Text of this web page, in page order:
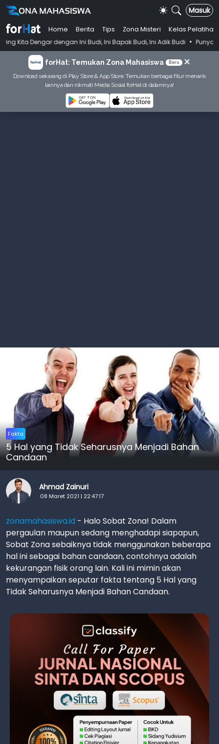
Masuk
Home Berita Tips Zona Misteri
Kelas Pelatihan
Ini Budi, Ini Bapak Budi, Ini Adik Budi • Punya Tujuan
forHat: Temukan Zona Mahasiswa Baru ×
Download sekarang di Play Store & App Store. Temukan berbagai fitur menarik
lainnya dan nikmati Media Sosial forHat di dalamnya!
Fakta
5 Hal yang Tidak Seharusnya Menjadi Bahan
Candaan
Ahmad Zainuri
08 Maret 2021 | 22:47:17
zonamahasiswa.id - Halo Sobat Zona! Dalam
pergaulan maupun sedang menghadapi siapapun,
Sobat Zona sebaiknya tidak menggunakan beberapa
hal ini sebagai bahan candaan, contohnya adalah
kekurangan fisik orang lain. Kali ini mimin akan
menyampaikan seputar fakta tentang 5 Hal yang
Tidak Seharusnya Menjadi Bahan Candaan.